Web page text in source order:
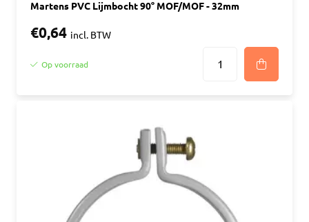
Martens PVC Lijmbocht 90° MOF/MOF - 32mm
€0,64 incl. BTW
Op voorraad